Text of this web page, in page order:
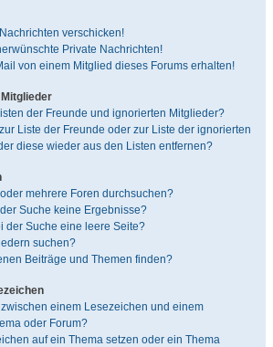
verschicken!
Private Nachrichten!
von einem Mitglied dieses Forums erhalten!
der Freunde und ignorierten Mitglieder?
Liste der Freunde oder zur Liste der ignorierten
diese wieder aus den Listen entfernen?
mehrere Foren durchsuchen?
Suche keine Ergebnisse?
der Suche eine leere Seite?
suchen?
Beiträge und Themen finden?
einem Lesezeichen und einem
oder Forum?
auf ein Thema setzen oder ein Thema